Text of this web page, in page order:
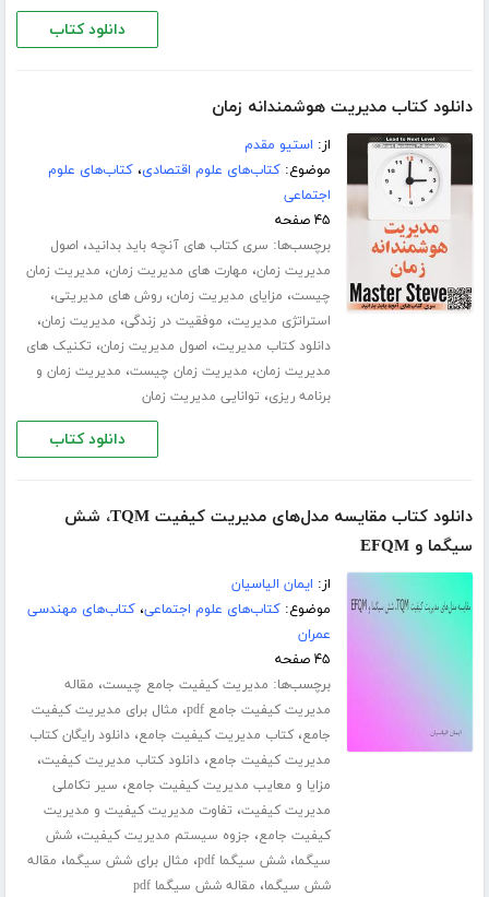
دانلود کتاب
دانلود کتاب مدیریت هوشمندانه زمان
از: استیو مقدم
موضوع:کتاب‌های علوم اقتصادی،کتاب‌های علوم
اجتماعی
۴۵ صفحه
برچسب‌ها: سری کتاب های آنچه باید بدانید، اصول
مدیریت زمان، مهارت های مدیریت زمان، مدیریت زمان
چیست، مزایای مدیریت زمان،روش های مدیریتی،
استراتژی مدیریت، موفقیت در زندگی، مدیریت زمان،
دانلود کتاب مدیریت، اصول مدیریت زمان، تکنیک های
مدیریت زمان، مدیریت زمان چیست، مدیریت زمان و
برنامه ریزی، توانایی مدیریت زمان
دانلود کتاب
دانلود کتاب مقایسه مدل‌های مدیریت کیفیت TQM، شش
سیگما و EFQM
از: ایمان الیاسیان
موضوع:کتاب‌های علوم اجتماعی،کتاب‌های مهندسی
عمران
۴۵ صفحه
برچسب‌ها: مدیریت کیفیت جامع چیست، مقاله
مدیریت کیفیت جامع pdf
، مثال برای مدیریت کیفیت
جامع،کتاب مدیریت کیفیت جامع،دانلود رایگان کتاب
مدیریت کیفیت جامع،دانلود کتاب مدیریت کیفیت،
مزایا و معایب مدیریت کیفیت جامع، سیر تکاملی
مدیریت کیفیت، تفاوت مدیریت کیفیت و مدیریت
کیفیت جامع، جزوه سیستم مدیریت کیفیت،شش
سیگما،شش سیگما pdf ، مثال برای شش سیگما، مقاله
شش سیگما، مقاله شش سیگما pdf